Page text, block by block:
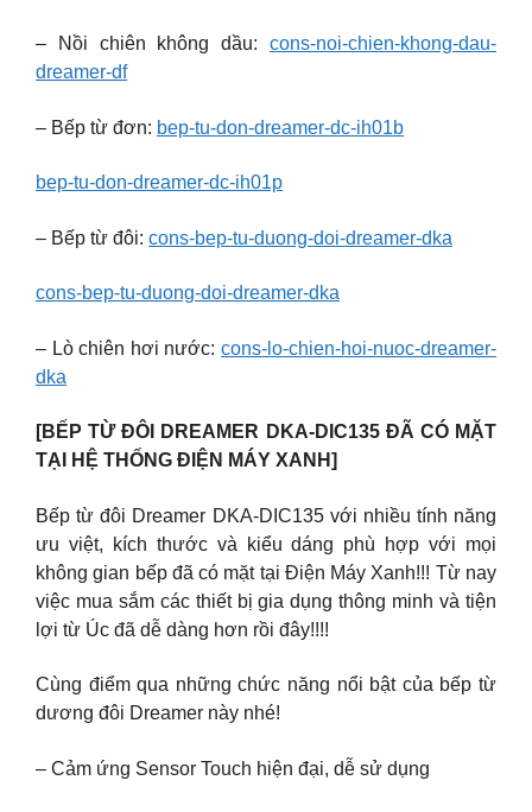
– Nồi chiên không dầu: cons-noi-chien-khong-dau-
dreamer-df
– Bếp từ đơn: bep-tu-don-dreamer-dc-ih01b
bep-tu-don-dreamer-dc-ih01p
– Bếp từ đôi: cons-bep-tu-duong-doi-dreamer-dka
cons-bep-tu-duong-doi-dreamer-dka
– Lò chiên hơi nước: cons-lo-chien-hoi-nuoc-dreamer-
dka
[BẾP TỪ ĐÔI DREAMER DKA-DIC135 ĐÃ CÓ MẶT
TẠI HỆ THỐNG ĐIỆN MÁY XANH]
Bếp từ đôi Dreamer DKA-DIC135 với nhiều tính năng
ưu việt, kích thước và kiểu dáng phù hợp với mọi
không gian bếp đã có mặt tại Điện Máy Xanh!!! Từ nay
việc mua sắm các thiết bị gia dụng thông minh và tiện
lợi từ Úc đã dễ dàng hơn rồi đây!!!!
Cùng điểm qua những chức năng nổi bật của bếp từ
dương đôi Dreamer này nhé!
– Cảm ứng Sensor Touch hiện đại, dễ sử dụng